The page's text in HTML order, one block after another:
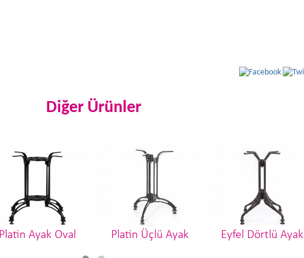
Diğer Ürünler
Platin Ayak Oval Platin Üçlü Ayak Eyfel Dörtlü Ayak